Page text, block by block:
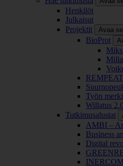
Henkilöt
Julkaisut
Projektit
Avaa
BioProt
REMPEAT
Työn
Willatus 2.0
Tutkimusalustat
AMBI –
Business
Digital
INERCOM